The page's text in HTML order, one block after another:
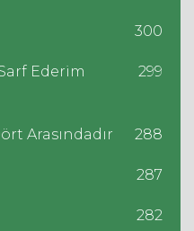
300
Ederim
299
Arasındadır 288
287
282